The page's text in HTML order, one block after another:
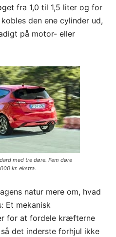
fra 1,0 til 1,5 liter og for
den ene cylinder ud,
på motor- eller
med tre døre. Fem døre
kr. ekstra.
natur mere om, hvad
Et mekanisk
for at fordele kræfterne
det inderste forhjul ikke